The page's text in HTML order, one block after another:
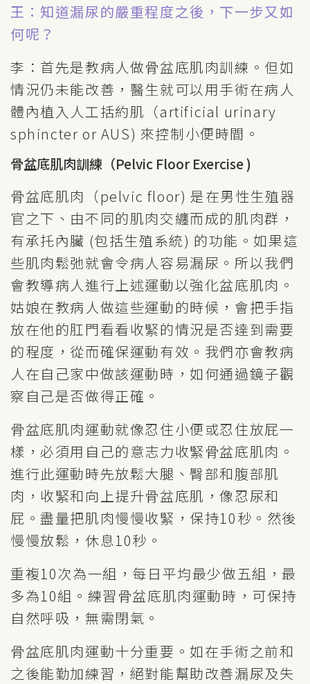
王：知道漏尿的嚴重程度之後，下一步又如
何呢？
李：首先是教病人做骨盆底肌肉訓練。但如
情況仍未能改善，醫生就可以用手術在病人
體內植入人工括約肌（artificial urinary
sphincter or AUS) 來控制小便時間。
骨盆底肌肉訓練（Pelvic Floor Exercise )
骨盆底肌肉（pelvic floor) 是在男性生殖器
官之下、由不同的肌肉交纏而成的肌肉群，
有承托內臟 (包括生殖系統) 的功能。如果這
些肌肉鬆弛就會令病人容易漏尿。所以我們
會教導病人進行上述運動以強化盆底肌肉。
姑娘在教病人做這些運動的時候，會把手指
放在他的肛門看看收緊的情況是否達到需要
的程度，從而確保運動有效。我們亦會教病
人在自己家中做該運動時，如何通過鏡子觀
察自己是否做得正確。
骨盆底肌肉運動就像忍住小便或忍住放屁一
樣，必須用自己的意志力收緊骨盆底肌肉。
進行此運動時先放鬆大腿、臀部和腹部肌
肉，收緊和向上提升骨盆底肌，像忍尿和
屁。盡量把肌肉慢慢收緊，保持10秒。然後
慢慢放鬆，休息10秒。
重複10次為一組，每日平均最少做五組，最
多為10組。練習骨盆底肌肉運動時，可保持
自然呼吸，無需閉氣。
骨盆底肌肉運動十分重要。如在手術之前和
之後能勤加練習，絕對能幫助改善漏尿及失